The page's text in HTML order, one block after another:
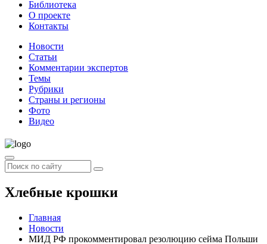
Библиотека
О проекте
Контакты
Новости
Статьи
Комментарии экспертов
Темы
Рубрики
Страны и регионы
Фото
Видео
Хлебные крошки
Главная
Новости
МИД РФ прокомментировал резолюцию сейма Польши